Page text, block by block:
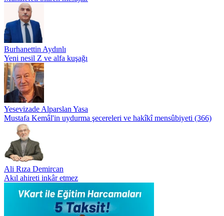
Burhanettin Aydınlı
Yeni nesil Z ve alfa kuşağı
Yesevizade Alparslan Yasa
Mustafa Kemâl'in uydurma şecereleri ve hakîkî mensûbiyeti (366)
Ali Rıza Demircan
Akıl ahireti inkâr etmez